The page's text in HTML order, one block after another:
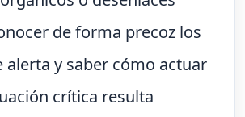
de forma precoz los
alerta y saber cómo actuar
crítica resulta